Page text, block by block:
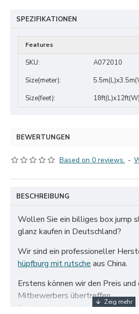
SPEZIFIKATIONEN
Features
SKU:
A072010
Size(meter):
Size(feet):
BEWERTUNGEN
Based on 0 reviews. -
BESCHREIBUNG
Wollen Sie ein billiges box jump
glanz kaufen in Deutschland?
Wir sind ein professioneller
hüpfburg mit rutsche aus China.
Erstens können wir den Preis
Mitbewerbers übertreffen.
Zweitens verwenden wir nur das